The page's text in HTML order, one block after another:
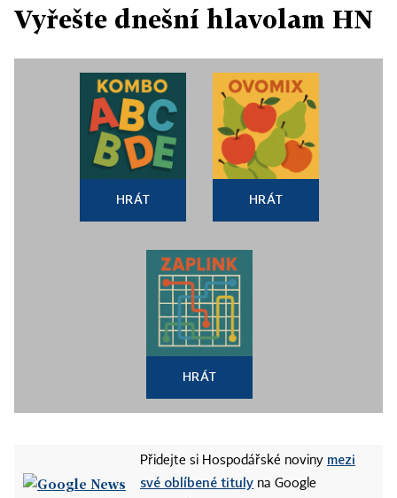
Vyřešte dnešní hlavolam HN
HRÁT HRÁT
HRÁT
Přidejte si Hospodářské noviny mezi
své oblíbené tituly na Google